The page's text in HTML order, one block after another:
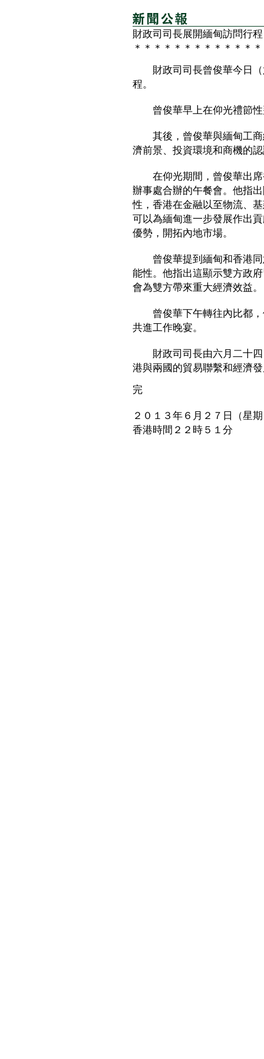
財政司司長展開緬甸訪問行
＊＊＊＊＊＊＊＊＊＊＊＊
財政司司長曾俊華今日（
程。
曾俊華早上在仰光禮節性
其後，曾俊華與緬甸工商
濟前景、投資環境和商機的
在仰光期間，曾俊華出席
辦事處合辦的午餐會。他指
性，香港在金融以至物流、
可以為緬甸進一步發展作出
優勢，開拓內地市場。
曾俊華提到緬甸和香港同
能性。他指出這顯示雙方政
會為雙方帶來重大經濟效益。
曾俊華下午轉往內比都，
共進工作晚宴。
財政司司長由六月二十四
港與兩國的貿易聯繫和經濟
完
２０１３年６月２７日（星
香港時間２２時５１分